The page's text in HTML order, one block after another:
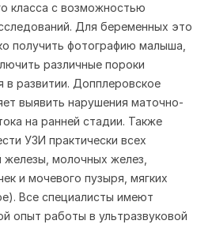
класса с возможностью
Для беременных это
получить фотографию малыша,
различные пороки
в развитии. Допплеровское
выявить нарушения маточно-
на ранней стадии. Также
УЗИ практически всех
молочных желез,
и мочевого пузыря, мягких
Все специалисты имеют
опыт работы в ультразвуковой